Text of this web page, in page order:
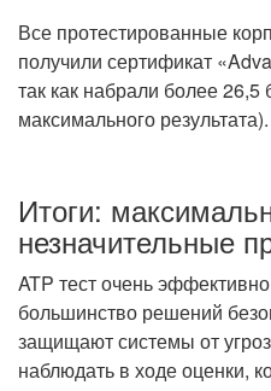
Все протестированные
получили сертификат
так как набрали более 26,5
максимального результата).
Итоги:
незначительные
ATP тест очень
большинство решений
защищают системы от
наблюдать в ходе оценки,